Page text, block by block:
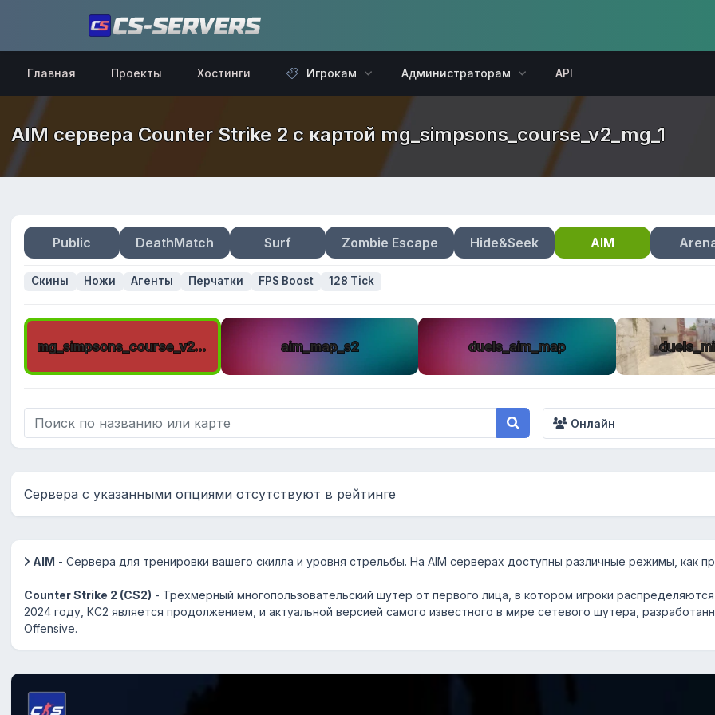
Главная Проекты Хостинги Игрокам Администраторам API
AIM сервера Counter Strike 2 с картой mg_simpsons_course_v2_mg_1
Public DeathMatch Surf Zombie Escape Hide&Seek AIM
Скины Ножи Агенты Перчатки FPS Boost 128 Tick
mg_simpsons_course_v2_mg_1 aim_map_s2 duels_aim_map
Онлайн
Сервера с указанными опциями отсутствуют в рейтинге
AIM - Сервера для тренировки вашего скилла и уровня стрельбы. На AIM серверах доступны различные режимы, как
Counter Strike 2 (CS2) - Трёхмерный многопользовательский шутер от первого лица, в котором игроки
2024 году, КС2 является продолжением, и актуальной версией самого известного в мире сетевого шутера,
Offensive.